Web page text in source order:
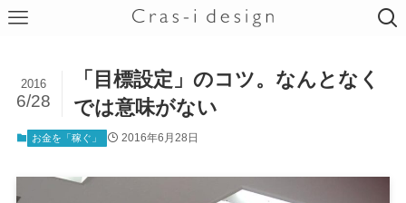
「目標設定」のコツ。なんとなく
では意味がない
2016
6/28
お金を「稼ぐ」 2016年6月28日